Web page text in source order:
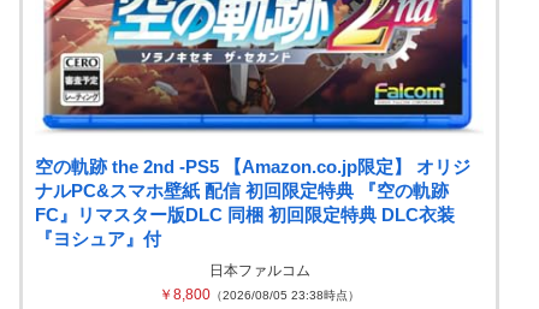
空の軌跡 the 2nd -PS5 【Amazon.co.jp限定】 オリジ
ナルPC&スマホ壁紙 配信 初回限定特典 『空の軌跡
FC』リマスター版DLC 同梱 初回限定特典 DLC衣装
『ヨシュア』付
日本ファルコム
￥8,800 （2026/08/05 23:38時点）